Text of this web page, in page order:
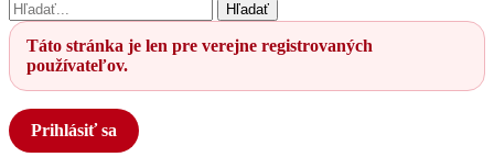
Hľadať
Táto stránka je len pre verejne registrovaných
používateľov.
Prihlásiť sa